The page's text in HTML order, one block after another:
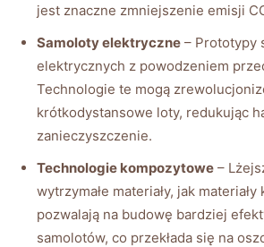
jest znaczne zmniejszenie emisji
Samoloty elektryczne – Prototypy
elektrycznych z powodzeniem
Technologie te mogą
krótkodystansowe loty, redukując
zanieczyszczenie.
Technologie kompozytowe –
wytrzymałe materiały, jak
pozwalają na budowę bardziej
samolotów, co przekłada się na